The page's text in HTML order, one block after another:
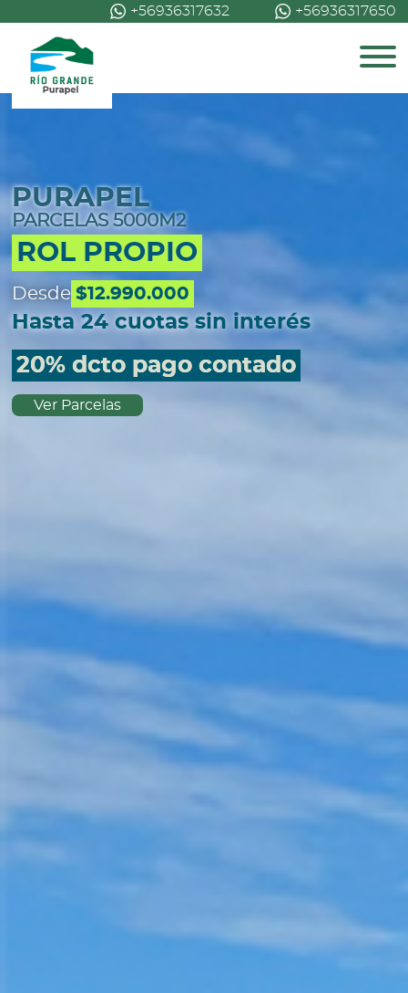
+56936317650
+56936317632
PURAPEL
PARCELAS 5000M2
ROL PROPIO
Desde $12.990.000
Hasta 24 cuotas sin interés
20% dcto pago contado
Ver Parcelas